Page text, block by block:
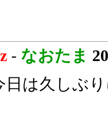
- なおたま
は久しぶ